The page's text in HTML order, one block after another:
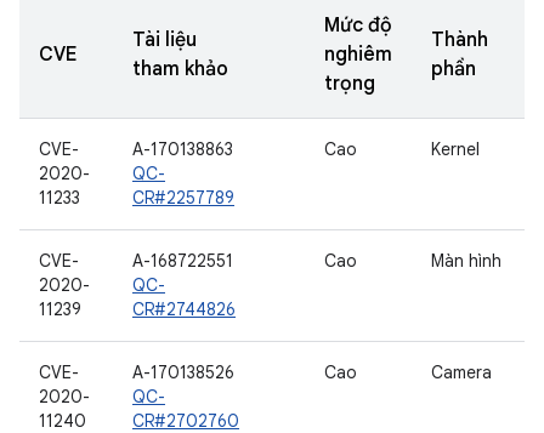
CVE
Tài liệu
tham khảo
Mức độ
nghiêm
trọng
Thành
phần
CVE-
2020-
11233
A-170138863
QC-
CR#2257789
Cao Kernel
CVE-
2020-
11239
A-168722551
QC-
CR#2744826
Cao Màn hình
CVE-
2020-
11240
A-170138526
QC-
CR#2702760
Cao Camera